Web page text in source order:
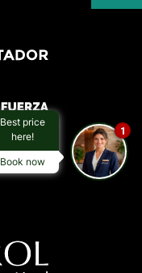
Best price
here!
Book now
1